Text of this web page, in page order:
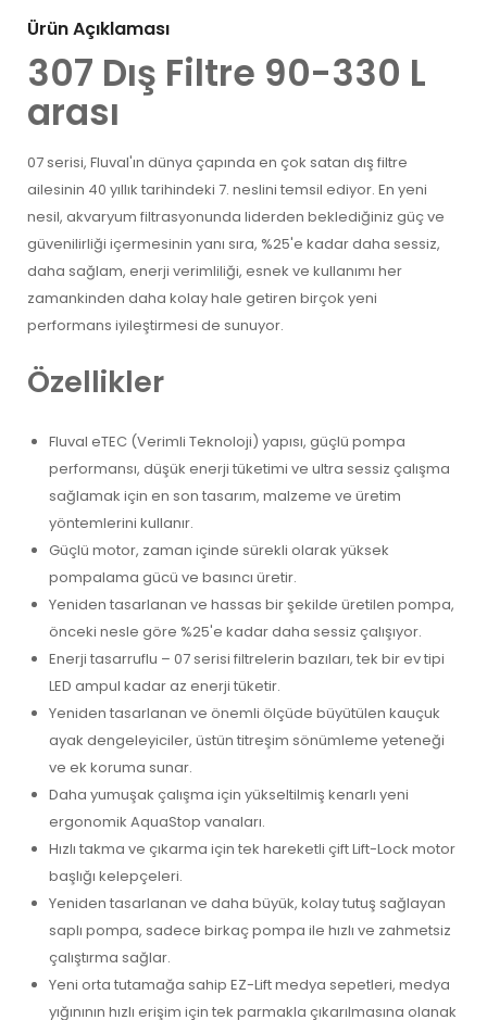
Ürün Açıklaması
307 Dış Filtre 90-330 L
arası
07 serisi, Fluval'ın dünya çapında en çok satan dış filtre
ailesinin 40 yıllık tarihindeki 7. neslini temsil ediyor. En yeni
nesil, akvaryum filtrasyonunda liderden beklediğiniz güç ve
güvenilirliği içermesinin yanı sıra, %25'e kadar daha sessiz,
daha sağlam, enerji verimliliği, esnek ve kullanımı her
zamankinden daha kolay hale getiren birçok yeni
performans iyileştirmesi de sunuyor.
Özellikler
Fluval eTEC (Verimli Teknoloji) yapısı, güçlü pompa
performansı, düşük enerji tüketimi ve ultra sessiz çalışma
sağlamak için en son tasarım, malzeme ve üretim
yöntemlerini kullanır.
Güçlü motor, zaman içinde sürekli olarak yüksek
pompalama gücü ve basıncı üretir.
Yeniden tasarlanan ve hassas bir şekilde üretilen pompa,
önceki nesle göre %25'e kadar daha sessiz çalışıyor.
Enerji tasarruflu – 07 serisi filtrelerin bazıları, tek bir ev tipi
LED ampul kadar az enerji tüketir.
Yeniden tasarlanan ve önemli ölçüde büyütülen kauçuk
ayak dengeleyiciler, üstün titreşim sönümleme yeteneği
ve ek koruma sunar.
Daha yumuşak çalışma için yükseltilmiş kenarlı yeni
ergonomik AquaStop vanaları.
Hızlı takma ve çıkarma için tek hareketli çift Lift-Lock motor
başlığı kelepçeleri.
Yeniden tasarlanan ve daha büyük, kolay tutuş sağlayan
saplı pompa, sadece birkaç pompa ile hızlı ve zahmetsiz
çalıştırma sağlar.
Yeni orta tutamağa sahip EZ-Lift medya sepetleri, medya
yığınının hızlı erişim için tek parmakla çıkarılmasına olanak